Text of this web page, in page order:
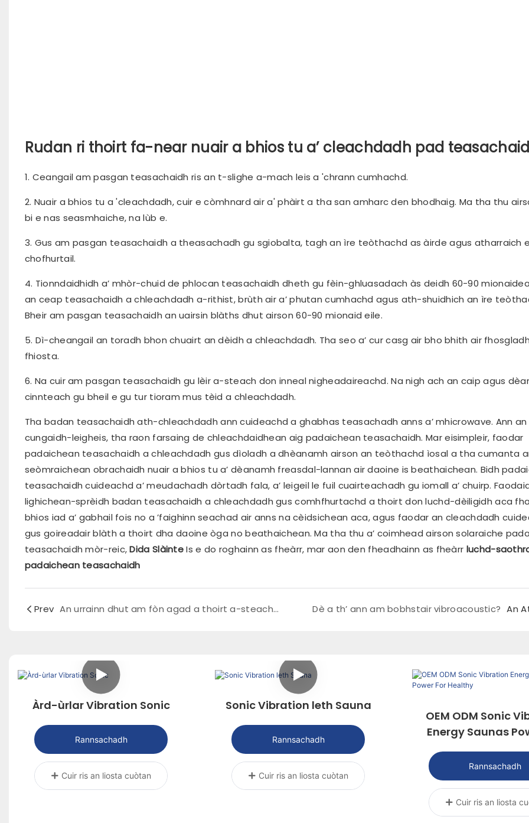
Rudan ri thoirt fa-near nuair a bhios tu a’ cleachdadh pad
1. Ceangail am pasgan teasachaidh ris an t-slighe a-mach leis a 'chrann cumhachd.
2. Nuair a bhios tu a 'cleachdadh, cuir e còmhnard air a' phàirt a tha san amharc den bhodhaig. Ma tha thu
bi e nas seasmhaiche, na lùb e.
3. Gus am pasgan teasachaidh a theasachadh gu sgiobalta, tagh an ìre teòthachd as àirde agus atharraich
chofhurtail.
4. Tionndaidhidh a’ mhòr-chuid de phlocan teasachaidh dheth gu fèin-ghluasadach às deidh 60-90
an ceap teasachaidh a chleachdadh a-rithist, brùth air a’ phutan cumhachd agus ath-shuidhich an ìre
Bheir am pasgan teasachaidh an uairsin blàths dhut airson 60-90 mionaid eile.
5. Dì-cheangail an toradh bhon chuairt an dèidh a chleachdadh. Tha seo a’ cur casg air bho bhith air
fhiosta.
6. Na cuir am pasgan teasachaidh gu lèir a-steach don inneal nigheadaireachd. Na nigh ach an caip agus
cinnteach gu bheil e gu tur tioram mus tèid a chleachdadh.
Tha badan teasachaidh ath-chleachdadh ann cuideachd a ghabhas teasachadh anns a’ mhicrowave. Ann an
cungaidh-leigheis, tha raon farsaing de chleachdaidhean aig padaichean teasachaidh. Mar eisimpleir, faodar
padaichean teasachaidh a chleachdadh gus dìoladh a dhèanamh airson an teòthachd ìosal a tha cumanta
seòmraichean obrachaidh nuair a bhios tu a’ dèanamh freasdal-lannan air daoine is beathaichean. Bidh
teasachaidh cuideachd a’ meudachadh dòrtadh fala, a’ leigeil le fuil cuairteachadh gu iomall a’ chuirp.
lighichean-sprèidh badan teasachaidh a chleachdadh gus comhfhurtachd a thoirt don luchd-dèiligidh aca
bhios iad a’ gabhail fois no a ’faighinn seachad air anns na cèidsichean aca, agus faodar an cleachdadh
gus goireadair blàth a thoirt dha daoine òga no beathaichean. Ma tha thu a’ coimhead airson solaraiche
teasachaidh mòr-reic,Dida SlàinteIs e do roghainn as fheàrr, mar aon den fheadhainn as fheàrr luchd-
padaichean teasachaidh
Prev An urrainn dhut am fòn agad a thoirt a-steach don t-sauna? Dè a th’ ann am bobhstair vibroacoustic? An
Àrd-ùrlar Vibration Sonic
Rannsachadh
Cuir ris an liosta cuòtan
Sonic Vibration leth Sauna
Rannsachadh
Cuir ris an liosta cuòtan
OEM ODM Sonic
Energy Saunas
Rannsachadh
Cuir ris an liosta